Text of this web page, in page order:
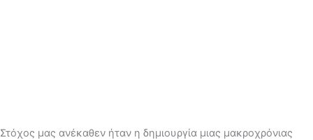
Στόχος μας ανέκαθεν ήταν η δημιουργία μιας μακροχρόνιας